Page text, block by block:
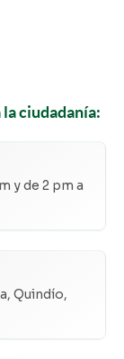
ciudadanía:
y de 2 pm a
Quindío,